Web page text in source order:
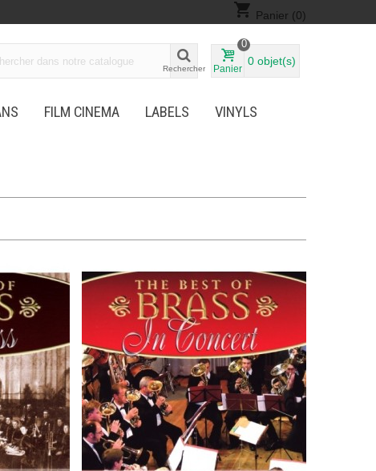
shopping_cart Panier (0)
Rechercher Panier
0
0 objet(s)
FILM CINEMA LABELS
VINYLS